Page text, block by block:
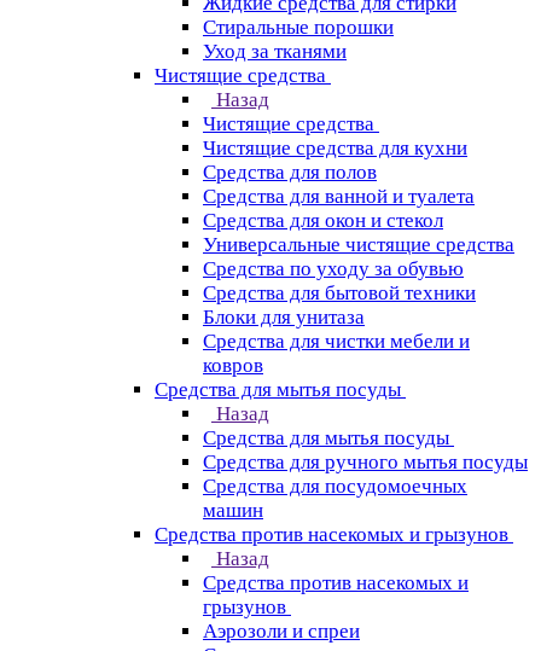
Стиральные порошки
Уход за тканями
Чистящие средства
Назад
Чистящие средства
Чистящие средства для кухни
Средства для полов
Средства для ванной и туалета
Средства для окон и стекол
Универсальные чистящие средства
Средства по уходу за обувью
Средства для бытовой техники
Блоки для унитаза
Средства для чистки мебели и
ковров
Средства для мытья посуды
Назад
Средства для мытья посуды
Средства для ручного мытья посуды
Средства для посудомоечных
машин
Средства против насекомых и грызунов
Назад
Средства против насекомых и
грызунов
Аэрозоли и спреи